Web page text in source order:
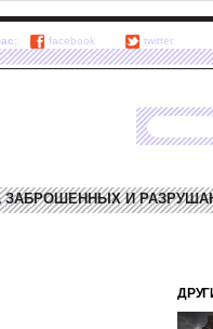
facebook twitter
ЗАБРОШЕННЫХ И